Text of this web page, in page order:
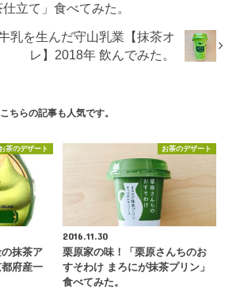
立て」食べてみた。
乳を生んだ守山乳業【抹茶オ
レ】2018年 飲んでみた。
こちらの記事も人気です。
お茶のデザート
抹茶ア
府産一
お茶のデザート
2016.11.30
栗原家の味！「栗原さんちのお
すそわけ まろにが抹茶プリン」
食べてみた。